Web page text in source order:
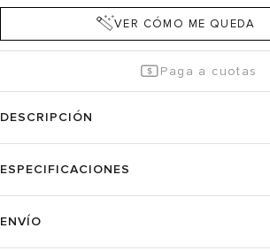
VER CÓMO ME QUEDA
Paga a cuotas
DESCRIPCIÓN
ESPECIFICACIONES
ENVÍO